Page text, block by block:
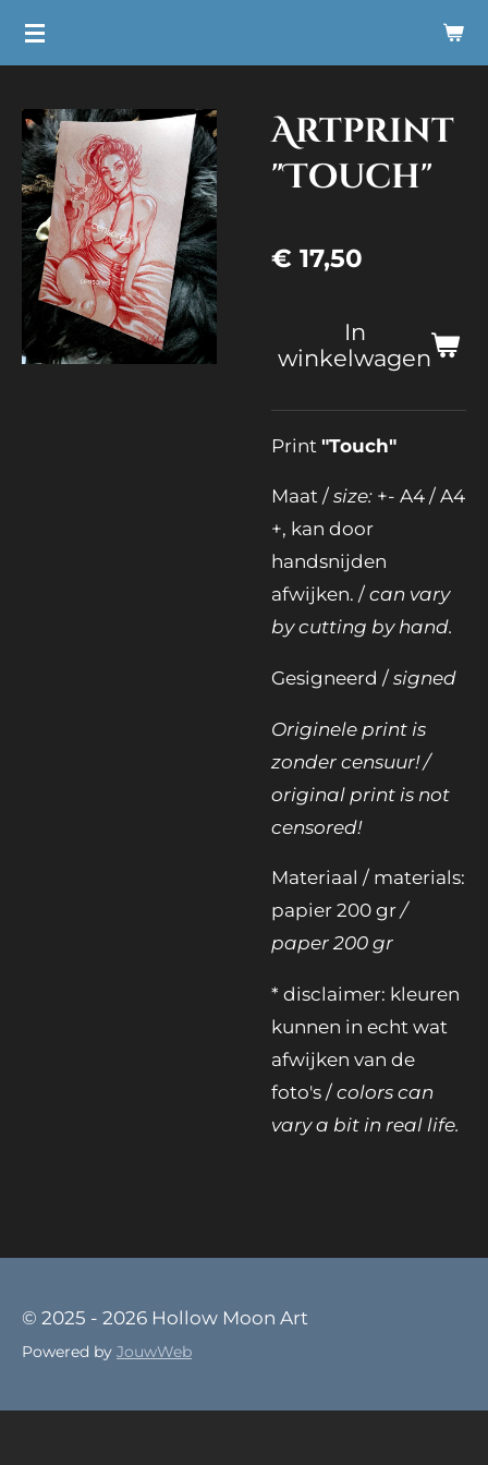
Ga
de
hoofdinhoud
Artprint
"Touch"
€ 17,50
In
winkelwagen
Print "Touch"
Maat / size: +- A4 / A4
+, kan door
handsnijden
afwijken. / can vary
by cutting by hand.
Gesigneerd / signed
Originele print is
zonder censuur! /
original print is not
censored!
Materiaal / materials:
papier 200 gr/
paper 200 gr
* disclaimer: kleuren
kunnen in echt wat
afwijken van de
foto's / colors can
vary a bit in real life.
© 2025 - 2026 Hollow Moon Art
Powered by JouwWeb